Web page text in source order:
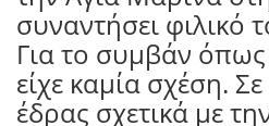
συναντήσει
Για το συμβάν όπως
είχε καμία σχέση.
έδρας σχετικά με